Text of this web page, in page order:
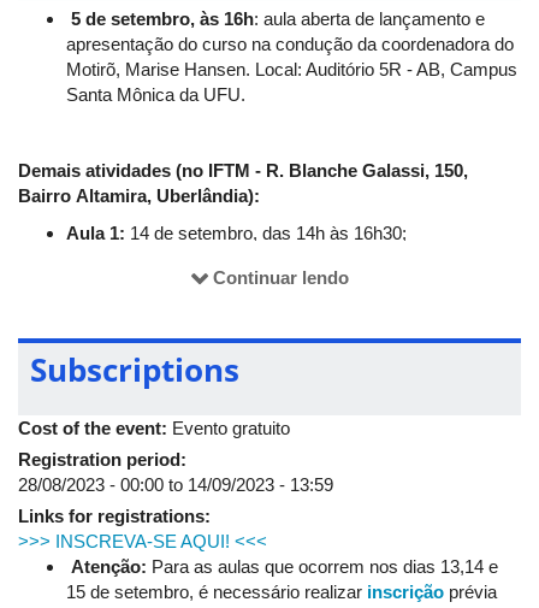
renomados escritores e poetas brasileiros.
A escritora e historiadora Micheliny Verunschk nasceu em
Recife, capital de Pernambuco. Ela venceu o Prêmio São Paulo
de Literatura, com "Nossa Teresa: vida e morte de uma santa
Espanha, Canadá e nos Estados Unidos.
5 de setembro, às 16h: aula aberta de lançamento e
apresentação do curso na condução da coordenadora do
Motirõ, Marise Hansen. Local: Auditório 5R - AB, Campus
Santa Mônica da UFU.
Demais atividades (no IFTM - R. Blanche Galassi, 150,
Bairro Altamira, Uberlândia):
Aula 1: 14 de setembro, das 14h às 16h30;
15 de setembro, das 14h às 16h30.
Continuar lendo
Subscriptions
Cost of the event: Evento gratuito
Registration period:
28/08/2023 - 00:00 to 14/09/2023 - 13:59
Links for registrations:
>>> INSCREVA-SE AQUI! <<<
Atenção: Para as aulas que ocorrem nos dias 13,14 e
15 de setembro, é necessário realizar inscrição prévia